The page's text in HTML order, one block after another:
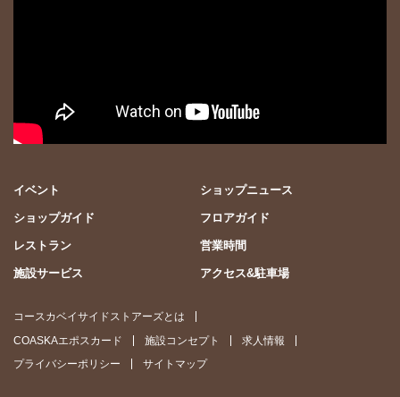
イベント ショップニュース
ショップガイド フロアガイド
レストラン 営業時間
施設サービス アクセス&駐車場
コースカベイサイドストアーズとは
COASKAエポスカード
施設コンセプト
求人情報
プライバシーポリシー
サイトマップ